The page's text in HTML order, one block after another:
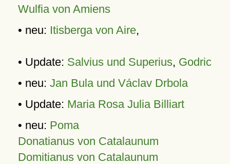
Wulfia von Amiens
• neu: Itisberga von Aire,
• Update: Salvius und Superius, Godric
• neu: Jan Bula und Václav Drbola
• Update: Maria Rosa Julia Billiart
• neu: Poma
Donatianus von Catalaunum
Domitianus von Catalaunum